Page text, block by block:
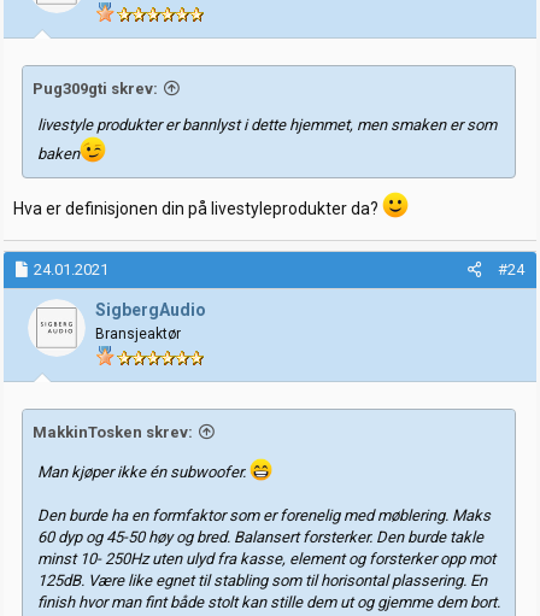
Pug309gti skrev:
livestyle produkter er bannlyst i dette hjemmet, men smaken er som
baken
Hva er definisjonen din på livestyleprodukter da?
24.01.2021 #24
SigbergAudio
Bransjeaktør
MakkinTosken skrev:
Man kjøper ikke én subwoofer.
Den burde ha en formfaktor som er forenelig med møblering. Maks
60 dyp og 45-50 høy og bred. Balansert forsterker. Den burde takle
minst 10- 250Hz uten ulyd fra kasse, element og forsterker opp mot
125dB. Være like egnet til stabling som til horisontal plassering. En
finish hvor man fint både stolt kan stille dem ut og gjemme dem bort.